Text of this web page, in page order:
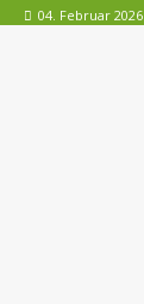
04. Februar 2026